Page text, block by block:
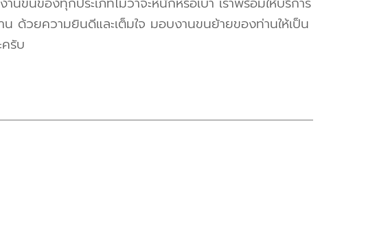
ด้วยความยินดีและเต็มใจ มอบงานขนย้ายของท่านให้เป็น
ครับ